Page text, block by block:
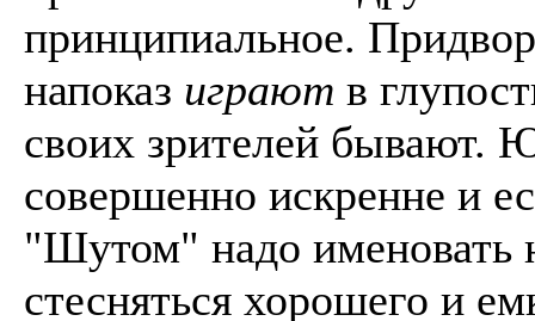
принципиальное.
напоказ играют в
своих зрителей бывают.
совершенно искренне и
"Шутом" надо именовать
стесняться хорошего и